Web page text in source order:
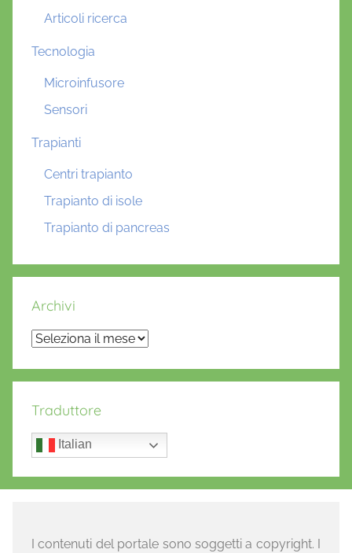
Articoli ricerca
Tecnologia
Microinfusore
Sensori
Trapianti
Centri trapianto
Trapianto di isole
Trapianto di pancreas
Archivi
Archivi
Traduttore
Italian
I contenuti del portale sono soggetti a copyright. I